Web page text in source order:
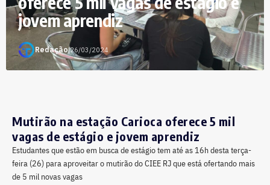
jovem aprendiz
Redação|26/03/2024
Mutirão na estação Carioca oferece 5 mil
vagas de estágio e jovem aprendiz
Estudantes que estão em busca de estágio tem até as 16h desta terça-
feira (26) para aproveitar o mutirão do CIEE RJ que está ofertando mais
de 5 mil novas vagas